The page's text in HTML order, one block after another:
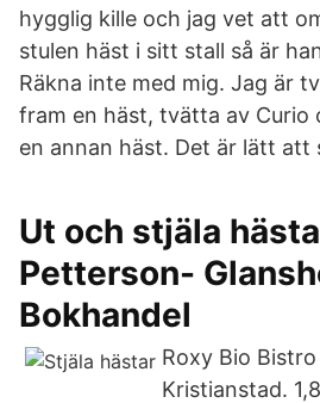
hygglig kille och jag vet att
stulen häst i sitt stall så är
Räkna inte med mig. Jag är
fram en häst, tvätta av Curio
en annan häst. Det är lätt att
Ut och stjäla
Petterson-
Bokhandel
Roxy Bio
Kristianstad.